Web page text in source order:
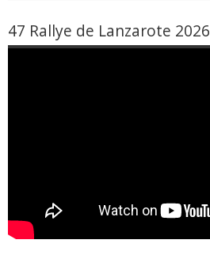
47 Rallye de Lanzarote 2026